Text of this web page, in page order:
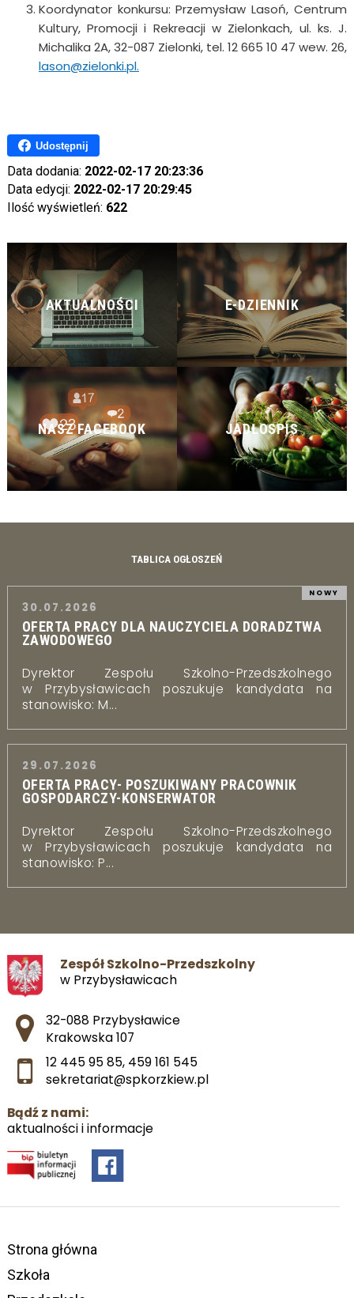
Koordynator konkursu: Przemysław Lasoń, Centrum
Kultury, Promocji i Rekreacji w Zielonkach, ul. ks. J.
Michalika 2A, 32-087 Zielonki, tel. 12 665 10 47 wew. 26,
lason@zielonki.pl.
Udostępnij
Data dodania: 2022-02-17 20:23:36
Data edycji: 2022-02-17 20:29:45
Ilość wyświetleń: 622
AKTUALNOŚCI E-DZIENNIK
NASZ FACEBOOK JADŁOSPIS
TABLICA OGŁOSZEŃ
NOWY
30.07.2026
OFERTA PRACY DLA NAUCZYCIELA DORADZTWA
ZAWODOWEGO
Dyrektor Zespołu Szkolno-Przedszkolnego
w Przybysławicach poszukuje kandydata na
stanowisko: M...
29.07.2026
OFERTA PRACY- POSZUKIWANY PRACOWNIK
GOSPODARCZY-KONSERWATOR
Dyrektor Zespołu Szkolno-Przedszkolnego
w Przybysławicach poszukuje kandydata na
stanowisko: P...
Zespół Szkolno-Przedszkolny
w Przybysławicach
Adres pocztowy:
32-088 Przybysławice
Krakowska 107
12 445 95 85, 459 161 545
sekretariat@spkorzkiew.pl
Bądź z nami:
aktualności i informacje
Strona główna
Szkoła